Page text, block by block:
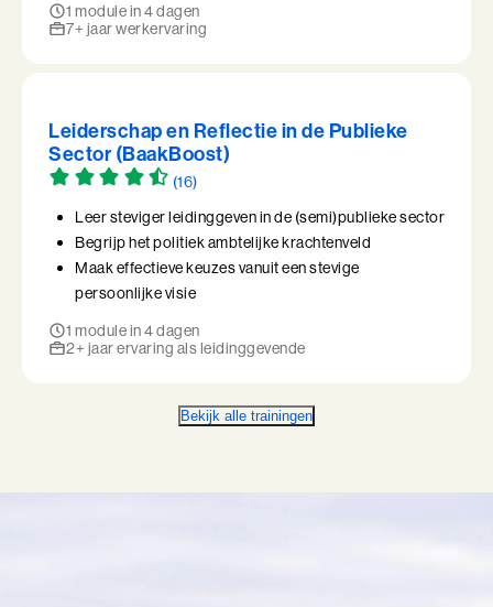
1 module in 4 dagen
7+ jaar werkervaring
Leiderschap en Reflectie in de Publieke
Sector (BaakBoost)
(16)
Leer steviger leidinggeven in de (semi)publieke sector
Begrijp het politiek ambtelijke krachtenveld
Maak effectieve keuzes vanuit een stevige
persoonlijke visie
1 module in 4 dagen
2+ jaar ervaring als leidinggevende
Bekijk alle trainingen